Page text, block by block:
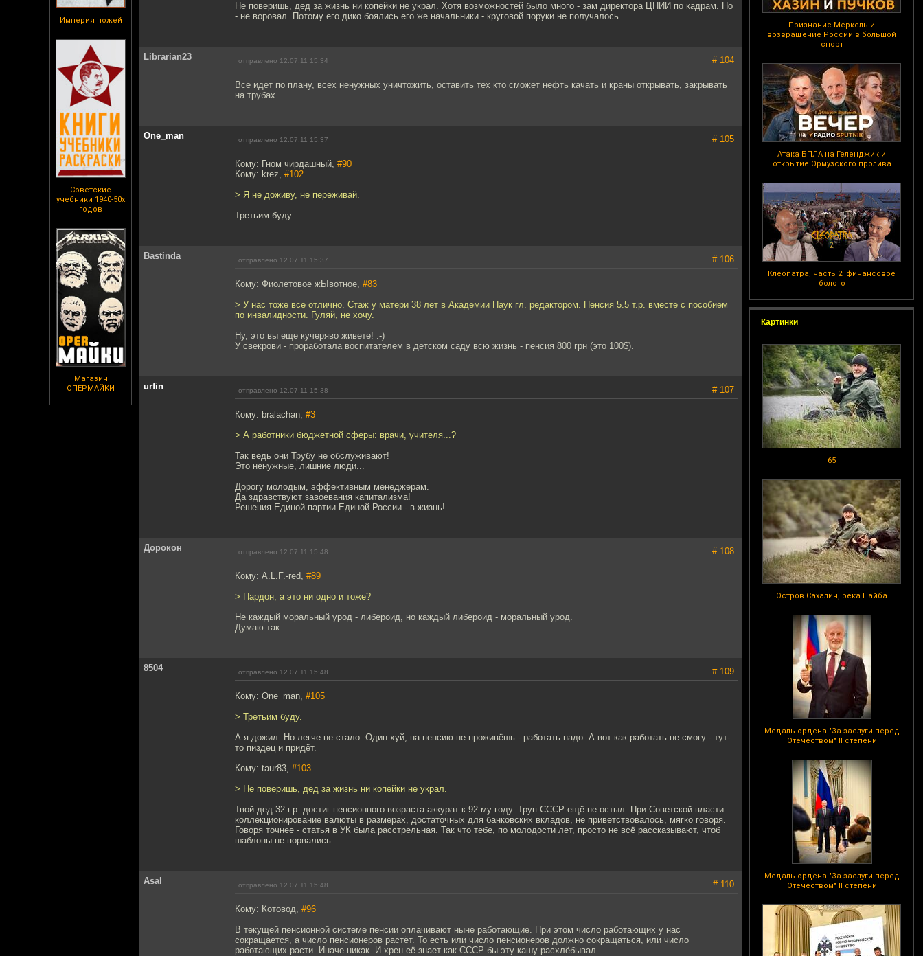
Империя ножей
Советские
учебники 1940-50х
годов
Магазин
ОПЕРМАЙКИ
Признание Меркель и
возвращение России в большой
спорт
Атака БПЛА на Геленджик и
открытие Ормузского пролива
Клеопатра, часть 2: финансовое
болото
Картинки
65
Остров Сахалин, река Найба
Медаль ордена "За заслуги перед
Отечеством" II степени
Медаль ордена "За заслуги перед
Отечеством" II степени
Не поверишь, дед за жизнь ни копейки не украл. Хотя возможностей было много - зам директора ЦНИИ по кадрам. Но
- не воровал. Потому его дико боялись его же начальники - круговой поруки не получалось.
Librarian23 отправлено 12.07.11 15:34 # 104
Все идет по плану, всех ненужных уничтожить, оставить тех кто сможет нефть качать и краны открывать, закрывать
на трубах.
One_man отправлено 12.07.11 15:37 # 105
Кому: Гном чирдашный, #90
Кому: krez, #102
> Я не доживу, не переживай.
Третьим буду.
Bastinda отправлено 12.07.11 15:37 # 106
Кому: Фиолетовое жЫвотное, #83
> У нас тоже все отлично. Стаж у матери 38 лет в Академии Наук гл. редактором. Пенсия 5.5 т.р. вместе с пособием
по инвалидности. Гуляй, не хочу.
Ну, это вы еще кучеряво живете! :-)
У свекрови - проработала воспитателем в детском саду всю жизнь - пенсия 800 грн (это 100$).
urfin отправлено 12.07.11 15:38 # 107
Кому: bralachan, #3
> А работники бюджетной сферы: врачи, учителя...?
Так ведь они Трубу не обслуживают!
Это ненужные, лишние люди...
Дорогу молодым, эффективным менеджерам.
Да здравствуют завоевания капитализма!
Решения Единой партии Единой России - в жизнь!
Дорокон отправлено 12.07.11 15:48 # 108
Кому: A.L.F.-red, #89
> Пардон, а это ни одно и тоже?
Не каждый моральный урод - либероид, но каждый либероид - моральный урод.
Думаю так.
8504 отправлено 12.07.11 15:48 # 109
Кому: One_man, #105
> Третьим буду.
А я дожил. Но легче не стало. Один хуй, на пенсию не проживёшь - работать надо. А вот как работать не смогу - тут-
то пиздец и придёт.
Кому: taur83, #103
> Не поверишь, дед за жизнь ни копейки не украл.
Твой дед 32 г.р. достиг пенсионного возраста аккурат к 92-му году. Труп СССР ещё не остыл. При Советской власти
коллекционирование валюты в размерах, достаточных для банковских вкладов, не приветствовалось, мягко говоря.
Говоря точнее - статья в УК была расстрельная. Так что тебе, по молодости лет, просто не всё рассказывают, чтоб
шаблоны не порвались.
Asal отправлено 12.07.11 15:48 # 110
Кому: Котовод, #96
В текущей пенсионной системе пенсии оплачивают ныне работающие. При этом число работающих у нас
сокращается, а число пенсионеров растёт. То есть или число пенсионеров должно сокращаться, или число
работающих расти. Иначе никак. И хрен её знает как СССР бы эту кашу расхлёбывал.